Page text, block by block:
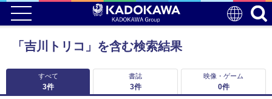
「吉川トリコ」を含む検索結果
すべて
3件
書誌
3件
映像・ゲーム
0件